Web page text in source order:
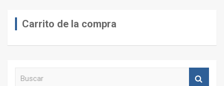
Carrito de la compra